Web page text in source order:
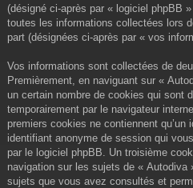
(désigné ci-après par « logiciel phpBB
toutes les informations collectées lors
part (désignées ci-après par « vos
Vos informations sont collectées de
Premièrement, en naviguant sur «
un certain nombre de cookies qui sont
temporairement par le navigateur
premiers cookies ne contiennent qu’un
identifiant anonyme de session qui
par le logiciel phpBB. Un troisième
navigation sur les sujets de «
sujets que vous avez consultés et